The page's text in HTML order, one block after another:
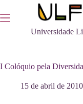
para
o
Universidade
I Colóquio pela
15 de abril de 2010